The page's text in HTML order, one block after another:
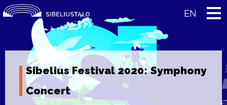
Skip
to
EN
Sibelius Festival 2020: Symphony
Concert